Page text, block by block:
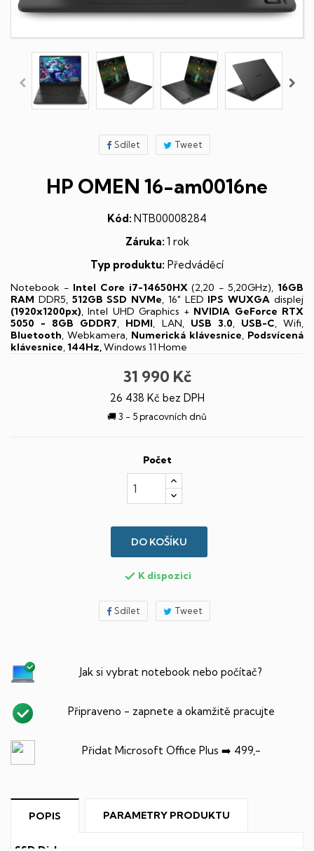
Sdílet Tweet
HP OMEN 16-am0016ne
Kód: NTB00008284
Záruka: 1 rok
Typ produktu: Předváděcí
Notebook - Intel Core i7-14650HX(2,20 - 5,20GHz), 16GB
RAM DDR5, 512GB SSD NVMe, 16" LED IPS WUXGA displej
(1920x1200px), Intel UHD Graphics + NVIDIA GeForce RTX
5050 - 8GB GDDR7, HDMI, LAN, USB 3.0, USB-C, Wifi,
Bluetooth, Webkamera, Numerická klávesnice, Podsvícená
klávesnice,144Hz,Windows 11 Home
31 990 Kč
26 438 Kč bez DPH
🚚 3 - 5 pracovních dnů
Počet
DO KOŠÍKU
 K dispozici
Sdílet Tweet
Jak si vybrat notebook nebo počítač?
Připraveno - zapnete a okamžitě pracujte
Přidat Microsoft Office Plus ➡️ 499,-
POPIS PARAMETRY PRODUKTU